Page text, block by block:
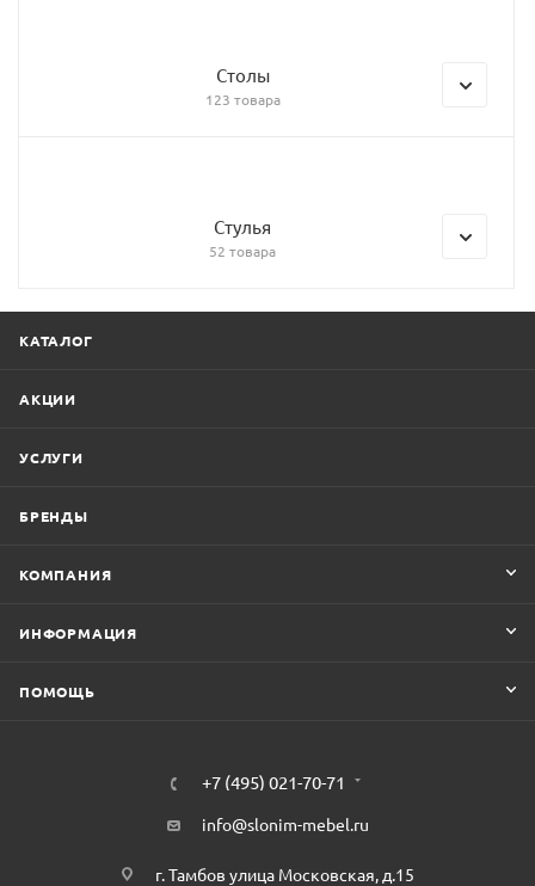
Столы
123 товара
Стулья
52 товара
КАТАЛОГ
АКЦИИ
УСЛУГИ
БРЕНДЫ
КОМПАНИЯ
ИНФОРМАЦИЯ
ПОМОЩЬ
+7 (495) 021-70-71
info@slonim-mebel.ru
г. Тамбов улица Московская, д.15